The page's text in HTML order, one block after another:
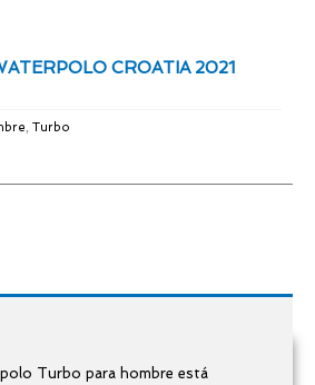
CROATIA 2021
, Turbo
Turbo para hombre está